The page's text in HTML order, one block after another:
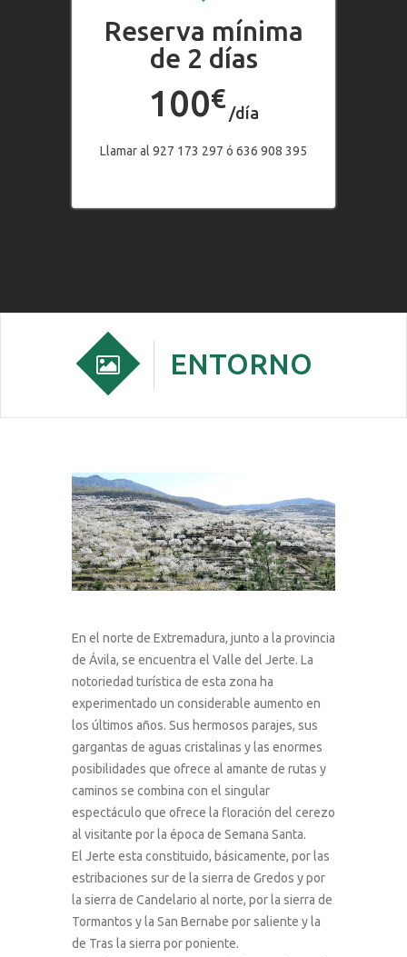
Reserva mínima
de 2 días
100€ /día
Llamar al 927 173 297 ó 636 908 395
ENTORNO
En el norte de Extremadura, junto a la provincia
de Ávila, se encuentra el Valle del Jerte. La
notoriedad turística de esta zona ha
experimentado un considerable aumento en
los últimos años. Sus hermosos parajes, sus
gargantas de aguas cristalinas y las enormes
posibilidades que ofrece al amante de rutas y
caminos se combina con el singular
espectáculo que ofrece la floración del cerezo
al visitante por la época de Semana Santa.
El Jerte esta constituido, básicamente, por las
estribaciones sur de la sierra de Gredos y por
la sierra de Candelario al norte, por la sierra de
Tormantos y la San Bernabe por saliente y la
de Tras la sierra por poniente.